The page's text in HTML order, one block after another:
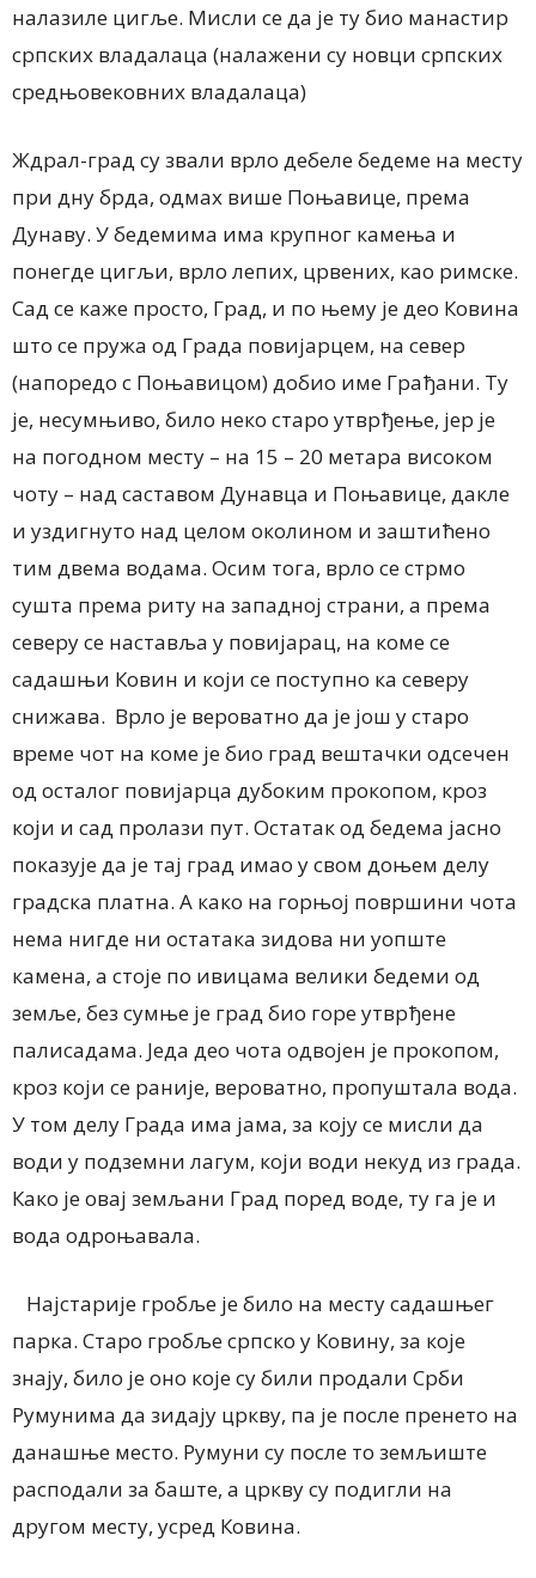
налазиле цигље. Мисли се да је ту био манастир
српских владалаца (налажени су новци српских
средњовековних владалаца)
Ждрал-град су звали врло дебеле бедеме на месту
при дну брда, одмах више Поњавице, према
Дунаву. У бедемима има крупног камења и
понегде цигљи, врло лепих, црвених, као римске.
Сад се каже просто, Град, и по њему је део Ковина
што се пружа од Града повијарцем, на север
(напоредо с Поњавицом) добио име Грађани. Ту
је, несумњиво, било неко старо утврђење, јер је
на погодном месту – на 15 – 20 метара високом
чоту – над саставом Дунавца и Поњавице, дакле
и уздигнуто над целом околином и заштићено
тим двема водама. Осим тога, врло се стрмо
сушта према риту на западној страни, а према
северу се наставља у повијарац, на коме се
садашњи Ковин и који се поступно ка северу
снижава. Врло је вероватно да је још у старо
време чот на коме је био град вештачки одсечен
од осталог повијарца дубоким прокопом, кроз
који и сад пролази пут. Остатак од бедема јасно
показује да је тај град имао у свом доњем делу
градска платна. А како на горњој површини чота
нема нигде ни остатака зидова ни уопште
камена, а стоје по ивицама велики бедеми од
земље, без сумње је град био горе утврђене
палисадама. Једа део чота одвојен је прокопом,
кроз који се раније, вероватно, пропуштала вода.
У том делу Града има јама, за коју се мисли да
води у подземни лагум, који води некуд из града.
Како је овај земљани Град поред воде, ту га је и
вода одроњавала.
Најстарије гробље је било на месту садашњег
парка. Старо гробље српско у Ковину, за које
знају, било је оно које су били продали Срби
Румунима да зидају цркву, па је после пренето на
данашње место. Румуни су после то земљиште
расподали за баште, а цркву су подигли на
другом месту, усред Ковина.